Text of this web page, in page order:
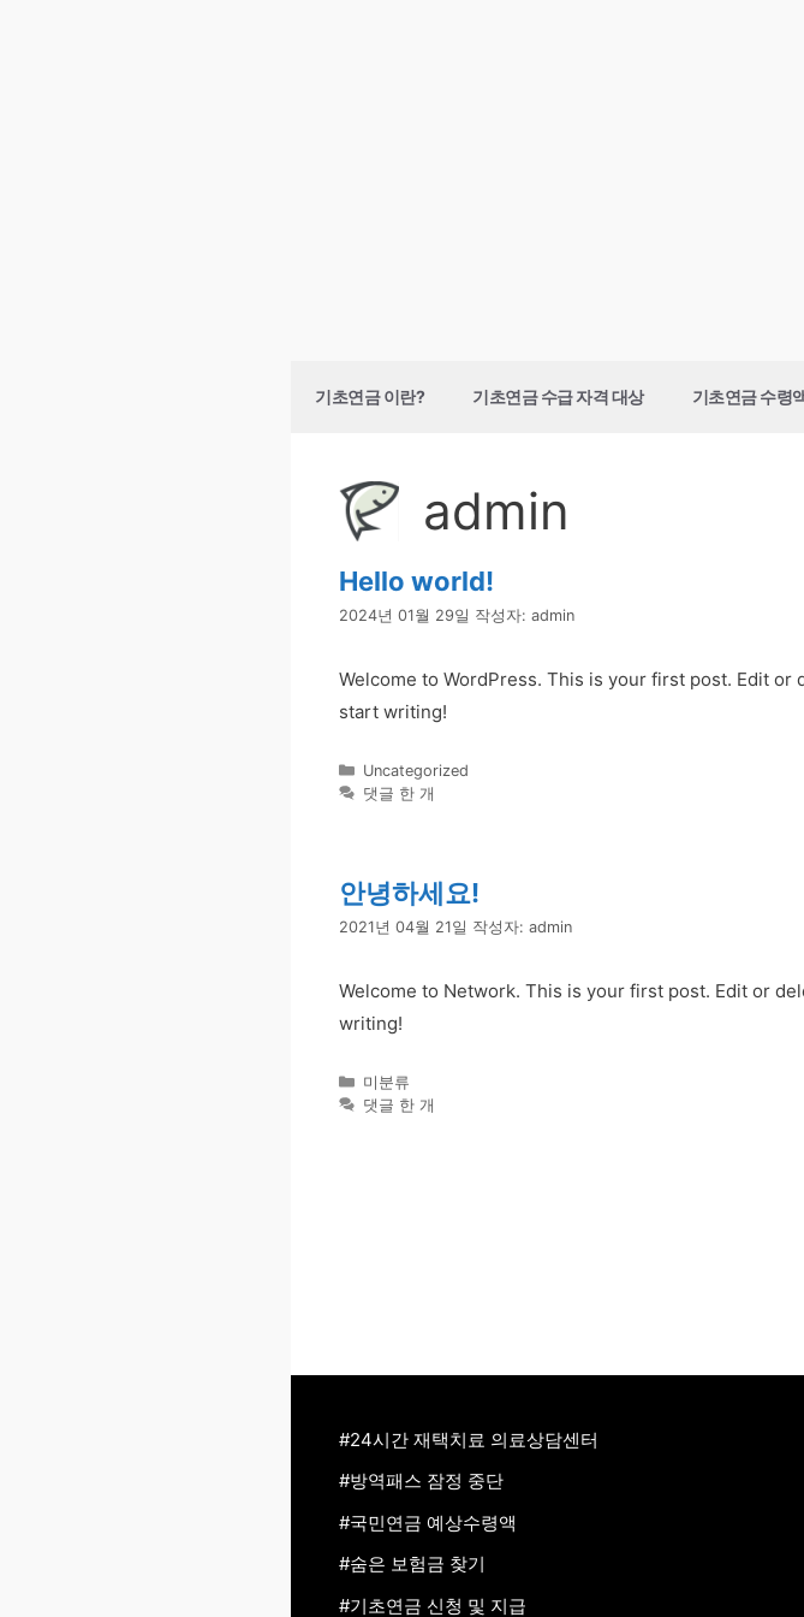
기초연금 이란? 기초연금 수급 자격 대상 기초연금 수령
admin
Hello world!
2024년 01월 29일 작성자: admin
Welcome to WordPress. This is your first post. Edit or
start writing!
카
테
Uncategorized
댓글 한 개
안녕하세요!
2021년 04월 21일 작성자: admin
Welcome to Network. This is your first post. Edit or
writing!
카
테
미분류
댓글 한 개
#24시간 재택치료 의료상담센터
#방역패스 잠정 중단
#국민연금 예상수령액
#숨은 보험금 찾기
#기초연금 신청 및 지급